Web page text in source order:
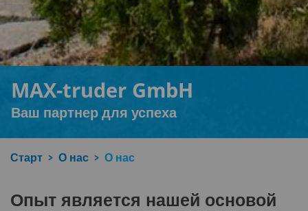
MAX-truder GmbH
Ваш партнер для успеха
Старт О нас О нас
Опыт является нашей основой